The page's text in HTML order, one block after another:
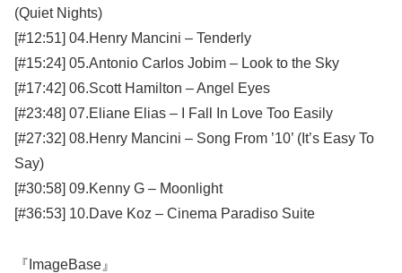
(Quiet Nights)
[#12:51] 04.Henry Mancini – Tenderly
[#15:24] 05.Antonio Carlos Jobim – Look to the Sky
[#17:42] 06.Scott Hamilton – Angel Eyes
[#23:48] 07.Eliane Elias – I Fall In Love Too Easily
[#27:32] 08.Henry Mancini – Song From ’10’ (It’s Easy To
Say)
[#30:58] 09.Kenny G – Moonlight
[#36:53] 10.Dave Koz – Cinema Paradiso Suite
『ImageBase』